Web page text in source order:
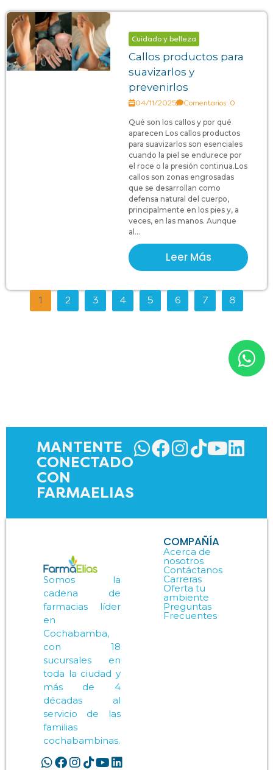
Cuidado y belleza
Callos productos para
suavizarlos y
prevenirlos
04/11/2025 Comentarios: 0
Qué son los callos y por qué
aparecen Los callos productos
para suavizarlos son esenciales
cuando la piel se endurece por
el roce o la presión continua.Los
callos son zonas engrosadas
que se desarrollan como
defensa natural del cuerpo,
principalmente en los pies y, a
veces, en las manos. Aunque
al...
Leer Más
1 2 3 4 5 6 7 8
MANTENTE
CONECTADO
CON
FARMAELIAS
Somos la
cadena de
farmacias líder
en
Cochabamba,
con 18
sucursales en
toda la ciudad y
más de 4
décadas al
servicio de las
familias
cochabambinas.
COMPAÑÍA
Acerca de
nosotros
Contáctanos
Carreras
Oferta tu
ambiente
Preguntas
Frecuentes